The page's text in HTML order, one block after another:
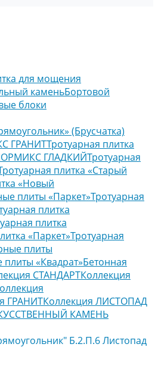
для мощения
каменьБортовой
блоки
(Брусчатка)
ГРАНИТТротуарная плитка
ГЛАДКИЙТротуарная
плитка «Старый
«Новый
плиты «Паркет»Тротуарная
плитка
плитка
«Паркет»Тротуарная
плиты
плиты «Квадрат»Бетонная
СТАНДАРТКоллекция
ГРАНИТКоллекция ЛИСТОПАД
КАМЕНЬ
Б.2.П.6 Листопад